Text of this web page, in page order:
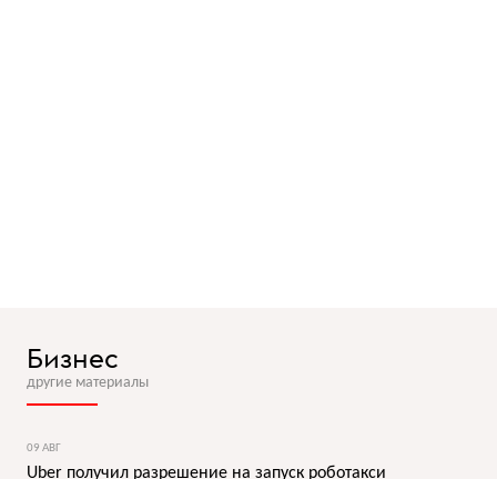
Бизнес
другие материалы
09 АВГ
Uber получил разрешение на запуск роботакси